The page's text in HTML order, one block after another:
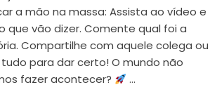
a mão na massa: Assista ao vídeo e
vão dizer. Comente qual foi a
Compartilhe com aquele colega ou
para dar certo! O mundo não
fazer acontecer?
...